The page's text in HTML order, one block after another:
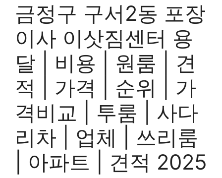
금정구 구서2동 포장
이사 이삿짐센터 용
달 | 비용 | 원룸 | 견
적 | 가격 | 순위 | 가
격비교 | 투룸 | 사다
리차 | 업체 | 쓰리룸
| 아파트 | 견적 2025